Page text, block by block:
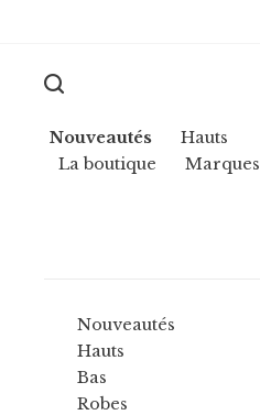
Nouveautés Hauts
La boutique
Marques
Nouveautés
Hauts
Bas
Robes